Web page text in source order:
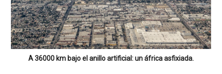
A 36000 km bajo el anillo artificial: un áfrica asfixiada.